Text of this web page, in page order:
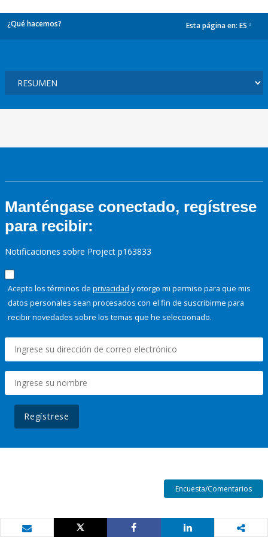
¿Qué hacemos? Esta página en: ES
Manténgase conectado, regístrese
para recibir:
Notificaciones sobre Project p163833
Acepto los términos de privacidad y otorgo mi permiso para que mis
datos personales sean procesados con el fin de suscribirme para
recibir novedades sobre los temas que he seleccionado.
Regístrese
Encuesta/Comentarios